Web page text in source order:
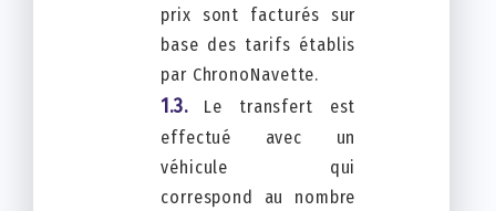
prix sont facturés sur
base des tarifs établis
par ChronoNavette.
Le transfert est
effectué avec un
véhicule qui
correspond au nombre